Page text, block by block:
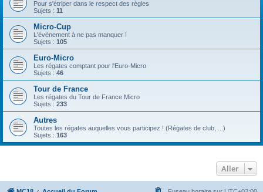
e
Pour s'étriper dans le respect des règles
Sujets : 11
Micro-Cup
L'évènement à ne pas manquer !
Sujets : 105
Euro-Micro
Les régates comptant pour l'Euro-Micro
Sujets : 46
Tour de France
Les régates du Tour de France Micro
Sujets : 233
Autres
Toutes les régates auquelles vous participez ! (Régates de club, ...)
Sujets : 163
Aller